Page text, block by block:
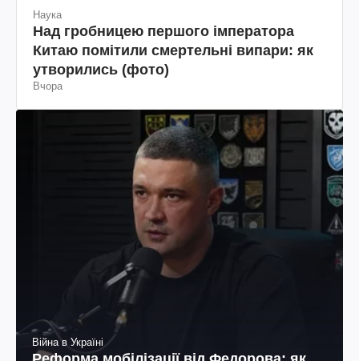
Наука
Над гробницею першого імператора
Китаю помітили смертельні випари: як
утворились (фото)
Вчора
Війна в Україні